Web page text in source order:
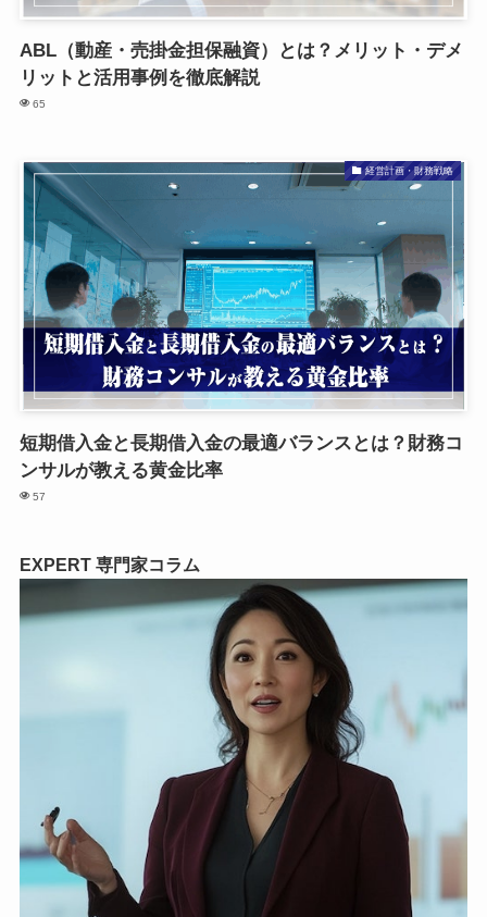
ABL（動産・売掛金担保融資）とは？メリット・デメ
リットと活用事例を徹底解説
65
経営計画・財務戦略
短期借入金と長期借入金の最適バランスとは？財務コ
ンサルが教える黄金比率
57
EXPERT 専門家コラム